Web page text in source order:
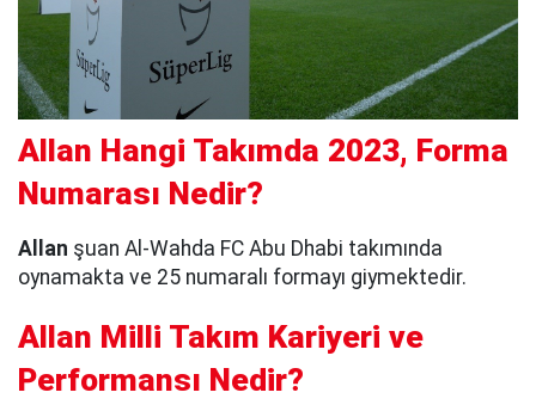
Allan Hangi Takımda 2023, Forma
Numarası Nedir?
Allan şuan Al-Wahda FC Abu Dhabi takımında
oynamakta ve 25 numaralı formayı giymektedir.
Allan Milli Takım Kariyeri ve
Performansı Nedir?